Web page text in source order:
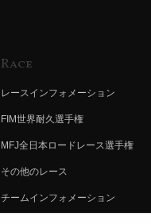
Race
レースインフォメーション
FIM世界耐久選手権
MFJ全日本ロードレース選手権
その他のレース
チームインフォメーション